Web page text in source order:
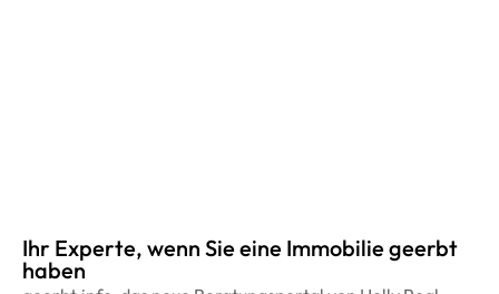
Ihr Experte, wenn Sie eine Immobilie geerbt
haben